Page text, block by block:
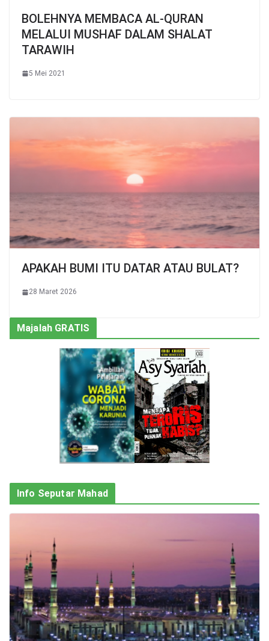
BOLEHNYA MEMBACA AL-QURAN
MELALUI MUSHAF DALAM SHALAT
TARAWIH
5 Mei 2021
APAKAH BUMI ITU DATAR ATAU BULAT?
28 Maret 2026
Majalah GRATIS
Info Seputar Mahad